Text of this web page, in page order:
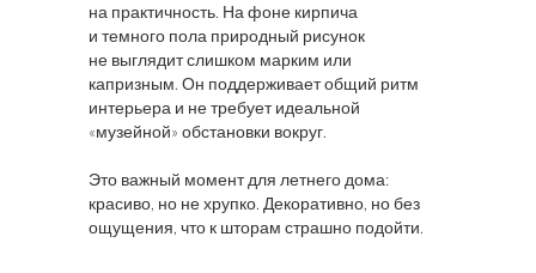
на практичность. На фоне кирпича
и темного пола природный рисунок
не выглядит слишком марким или
капризным. Он поддерживает общий ритм
интерьера и не требует идеальной
«музейной» обстановки вокруг.
Это важный момент для летнего дома:
красиво, но не хрупко. Декоративно, но без
ощущения, что к шторам страшно подойти.